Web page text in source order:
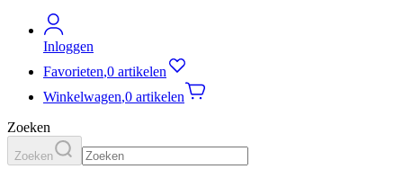
Inloggen
Favorieten,0 artikelen
Winkelwagen,0 artikelen
Zoeken
Zoeken